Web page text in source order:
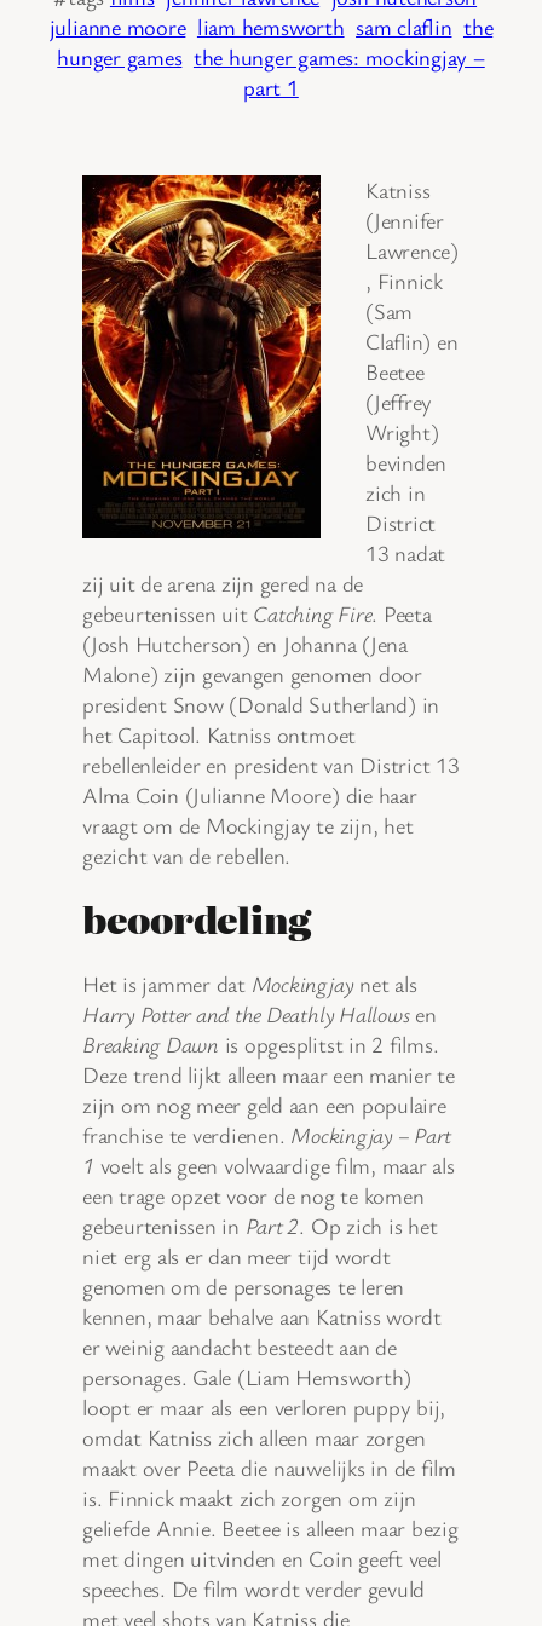
julianne moore liam hemsworth sam claflin the
hunger games the hunger games: mockingjay –
part 1
Katniss
(Jennifer
Lawrence)
, Finnick
(Sam
Claflin) en
Beetee
(Jeffrey
Wright)
bevinden
zich in
District
13 nadat
zij uit de arena zijn gered na de
gebeurtenissen uit Catching Fire. Peeta
(Josh Hutcherson) en Johanna (Jena
Malone) zijn gevangen genomen door
president Snow (Donald Sutherland) in
het Capitool. Katniss ontmoet
rebellenleider en president van District 13
Alma Coin (Julianne Moore) die haar
vraagt om de Mockingjay te zijn, het
gezicht van de rebellen.
beoordeling
Het is jammer dat Mockingjaynet als
Harry Potter and the Deathly Hallowsen
Breaking Dawn is opgesplitst in 2 films.
Deze trend lijkt alleen maar een manier te
zijn om nog meer geld aan een populaire
franchise te verdienen. Mockingjay – Part
1 voelt als geen volwaardige film, maar als
een trage opzet voor de nog te komen
gebeurtenissen in Part 2. Op zich is het
niet erg als er dan meer tijd wordt
genomen om de personages te leren
kennen, maar behalve aan Katniss wordt
er weinig aandacht besteedt aan de
personages. Gale (Liam Hemsworth)
loopt er maar als een verloren puppy bij,
omdat Katniss zich alleen maar zorgen
maakt over Peeta die nauwelijks in de film
is. Finnick maakt zich zorgen om zijn
geliefde Annie. Beetee is alleen maar bezig
met dingen uitvinden en Coin geeft veel
speeches. De film wordt verder gevuld
met veel shots van Katniss die